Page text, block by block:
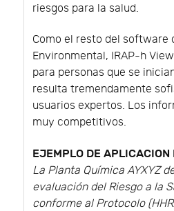
riesgos para la salud.
Como el resto del software
Environmental, IRAP-h
para personas que se
resulta tremendamente
usuarios expertos. Los
muy competitivos.
EJEMPLO DE
La Planta Química AYXYZ
evaluación del Riesgo a la
conforme al Protocolo